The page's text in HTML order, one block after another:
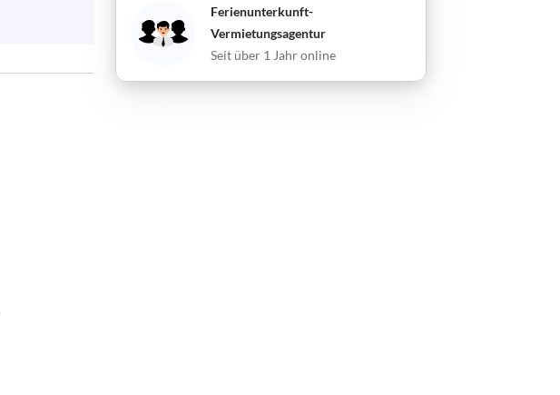
Ferienunterkunft-
Vermietungsagentur
Seit über 1 Jahr online